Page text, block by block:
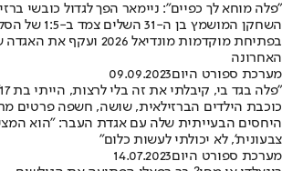
"פלה מוחא לך כפיים": ניימאר הפך לגדול כובשי
השחקן המושמץ בן
בפתיחת מוקדמות מונדיאל
האחרונה
מערכת ספורט היום09.09.2023
"פלה בגד בי, קיבלתי את זה בלי לרצות, הייתי בת 17"
כוכבת הילדים הברזילאית, שושה, חשפה פרטים
היחסים הבעייתית שלה עם אגדת העבר: "הוא
צבעונית', לא יכולתי לעשות כלום"
מערכת ספורט היום14.07.2023